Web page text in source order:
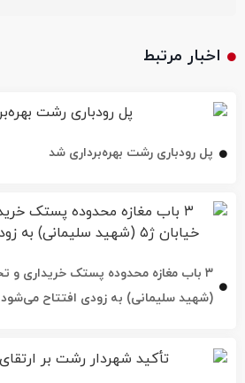
اخبار مرتبط
پل رودباری رشت بهره‌برداری شد
(شهید سلیمانی) به زودی افتتاح می‌شود